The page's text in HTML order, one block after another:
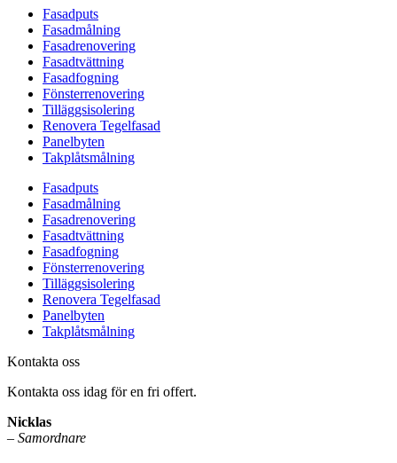
Fasadputs
Fasadmålning
Fasadrenovering
Fasadtvättning
Fasadfogning
Fönsterrenovering
Tilläggsisolering
Renovera Tegelfasad
Panelbyten
Takplåtsmålning
Fasadputs
Fasadmålning
Fasadrenovering
Fasadtvättning
Fasadfogning
Fönsterrenovering
Tilläggsisolering
Renovera Tegelfasad
Panelbyten
Takplåtsmålning
Kontakta oss
Kontakta oss idag för en fri offert.
Nicklas
– Samordnare